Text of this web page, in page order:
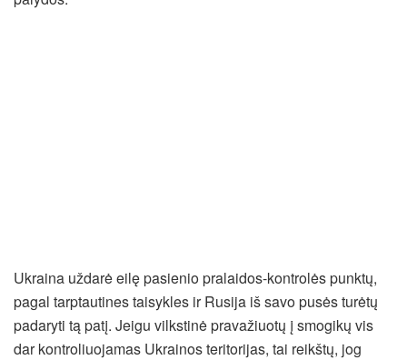
Ukraina uždarė eilę pasienio pralaidos-kontrolės punktų,
pagal tarptautines taisykles ir Rusija iš savo pusės turėtų
padaryti tą patį. Jeigu vilkstinė pravažiuotų į smogikų vis
dar kontroliuojamas Ukrainos teritorijas, tai reikštų, jog